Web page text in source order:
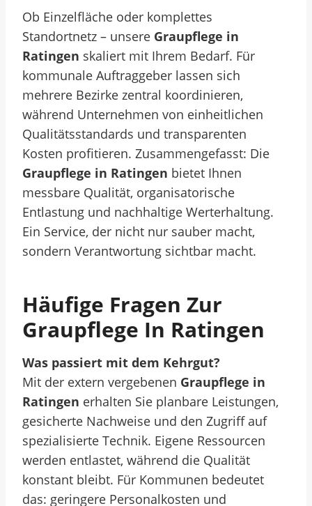
Ob Einzelfläche oder komplettes
Standortnetz – unsere Graupflege in
Ratingen skaliert mit Ihrem Bedarf. Für
kommunale Auftraggeber lassen sich
mehrere Bezirke zentral koordinieren,
während Unternehmen von einheitlichen
Qualitätsstandards und transparenten
Kosten profitieren. Zusammengefasst: Die
Graupflege in Ratingen bietet Ihnen
messbare Qualität, organisatorische
Entlastung und nachhaltige Werterhaltung.
Ein Service, der nicht nur sauber macht,
sondern Verantwortung sichtbar macht.
Häufige Fragen Zur
Graupflege In Ratingen
Was passiert mit dem Kehrgut?
Mit der extern vergebenen Graupflege in
Ratingen erhalten Sie planbare Leistungen,
gesicherte Nachweise und den Zugriff auf
spezialisierte Technik. Eigene Ressourcen
werden entlastet, während die Qualität
konstant bleibt. Für Kommunen bedeutet
das: geringere Personalkosten und